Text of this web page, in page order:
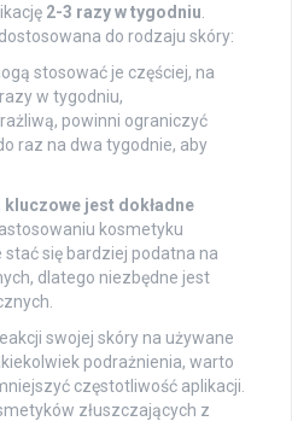
2-3 razy w tygodniu.
do rodzaju skóry:
stosować je częściej, na
w tygodniu,
powinni ograniczyć
raz na dwa tygodnie, aby
kluczowe jest dokładne
kosmetyku
się bardziej podatna na
dlatego niezbędne jest
swojej skóry na używane
podrażnienia, warto
częstotliwość aplikacji.
złuszczających z